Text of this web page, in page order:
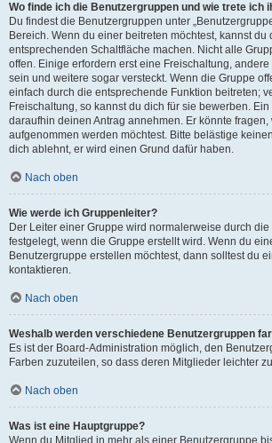
Wo finde ich die Benutzergruppen und wie trete ich
Du findest die Benutzergruppen unter
Bereich. Wenn du einer beitreten möchtest, kannst du
entsprechenden Schaltfläche machen. Nicht alle
offen. Einige erfordern erst eine Freischaltung,
sein und weitere sogar versteckt. Wenn die Gruppe
einfach durch die entsprechende Funktion beitreten;
Freischaltung, so kannst du dich für sie bewerben.
daraufhin deinen Antrag annehmen. Er könnte
aufgenommen werden möchtest. Bitte belästige
dich ablehnt, er wird einen Grund dafür haben.
Nach oben
Wie werde ich Gruppenleiter?
Der Leiter einer Gruppe wird normalerweise durch
festgelegt, wenn die Gruppe erstellt wird. Wenn du
Benutzergruppe erstellen möchtest, dann solltest du
kontaktieren.
Nach oben
Weshalb werden verschiedene Benutzergruppen
Es ist der Board-Administration möglich, den
Farben zuzuteilen, so dass deren Mitglieder leichter
Nach oben
Was ist eine Hauptgruppe?